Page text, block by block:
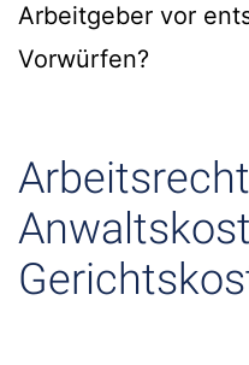
Arbeitgeber vor
Vorwürfen?